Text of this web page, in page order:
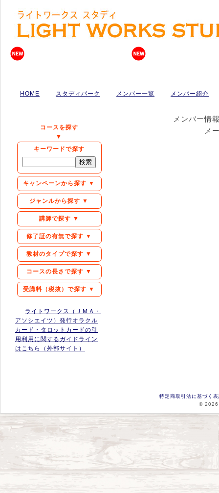
HOME スタディパーク メンバー一覧 メンバー紹介
コースを探す
▼
キーワードで探す
キャンペーンから探す ▼
ジャンルから探す ▼
講師で探す ▼
修了証の有無で探す ▼
教材のタイプで探す ▼
コースの長さで探す ▼
受講料（税抜）で探す ▼
ライトワークス（ＪＭＡ・
アソシエイツ）発行オラクル
カード・タロットカードの引
用利用に関するガイドライン
はこちら（外部サイト）
メンバー情
メ
特定商取引法に基づく
© 2026